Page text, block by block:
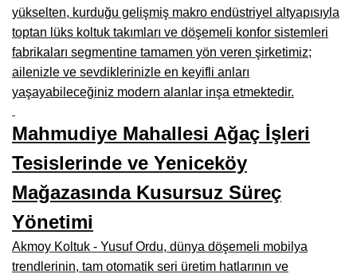
Manisa Mobilyacılar, Mobilya Fabrikaları, Mağazaları
Osmaniye Mobilyacılar, Mobilya Mağazaları, İmalatçıları
Düzce Mobilyacılar, Mobilya Mağazaları, Fabrikaları
Balıkesir Mobilya Mağazaları, Fabrikaları, İmalatçıları
Kahramanmaraş Mobilya İmalatçıları, Mağazaları, Fabrikaları
Mardin Mobilyacılar, Mağazaları, İmalatçıları
Diyarbakır Mobilyacılar, Mobilya Firmaları, İmalatçıları
Şanlıurfa Mobilyacılar, Mobilya Mağazaları, Firmaları
yükselten, kurduğu gelişmiş makro endüstriyel altyapısıyla
toptan lüks koltuk takımları ve döşemeli konfor sistemleri
fabrikaları segmentine tamamen yön veren şirketimiz;
ailenizle ve sevdiklerinizle en keyifli anları
yaşayabileceğiniz modern alanlar inşa etmektedir.
Mahmudiye Mahallesi Ağaç İşleri
Tesislerinde ve Yeniceköy
Mağazasında Kusursuz Süreç
Yönetimi
Akmoy Koltuk - Yusuf Ordu, dünya döşemeli mobilya
trendlerinin, tam otomatik seri üretim hatlarının ve